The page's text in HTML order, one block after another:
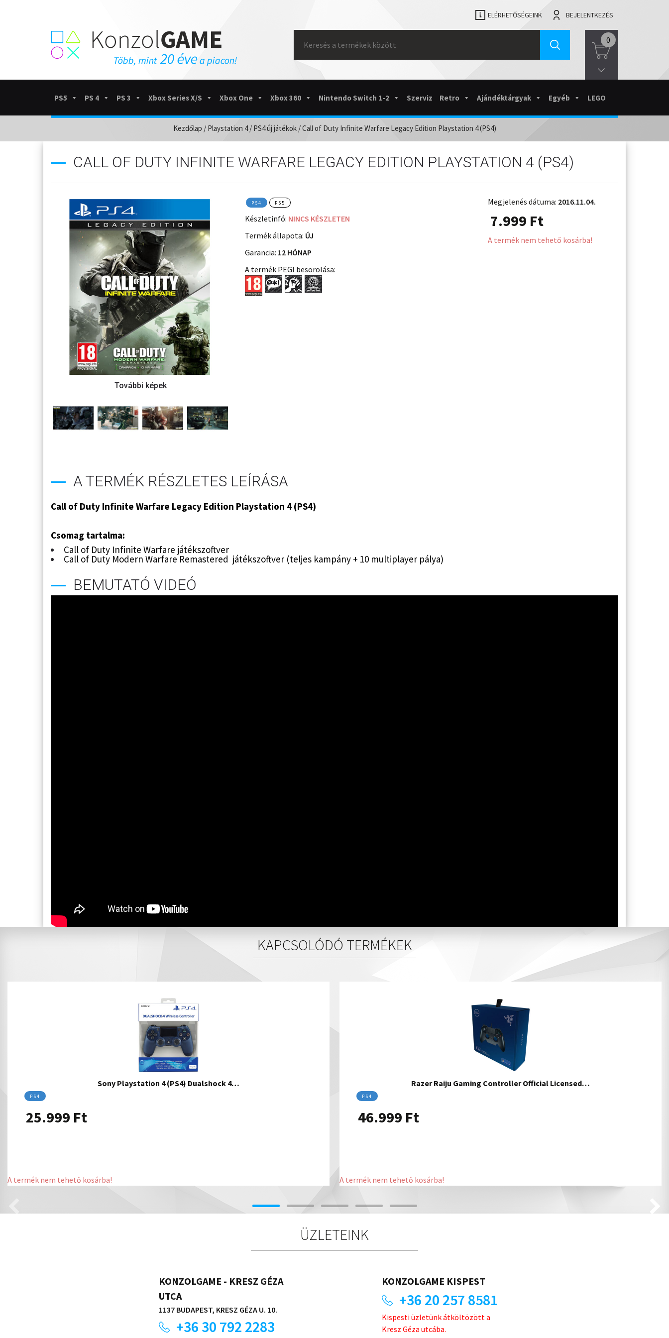
ELÉRHETŐSÉGEINK BEJELENTKEZÉS
for:
0
PS5 PS 4 PS 3 Xbox Series X/S Xbox One Xbox 360 Nintendo Switch 1-2 Szerviz Retro Ajándéktárgyak Egyéb LEGO
Kezdőlap / Playstation 4/ PS4 új játékok/ Call of Duty Infinite Warfare Legacy Edition Playstation 4 (PS4)
CALL OF DUTY INFINITE WARFARE LEGACY EDITION PLAYSTATION 4 (PS4)
PS4 PS5
Készletinfó: NINCS KÉSZLETEN
Termék állapota: ÚJ
Garancia: 12 HÓNAP
A termék PEGI besorolása:
Megjelenés dátuma: 2016.11.04.
7.999 Ft
A termék nem tehető kosárba!
A TERMÉK RÉSZLETES LEÍRÁSA
Call of Duty Infinite Warfare Legacy Edition Playstation 4 (PS4)
Csomag tartalma:
Call of Duty Infinite Warfare játékszoftver
Call of Duty Modern Warfare Remastered játékszoftver (teljes kampány + 10 multiplayer pálya)
BEMUTATÓ VIDEÓ
KAPCSOLÓDÓ TERMÉKEK
Sony Playstation 4 (PS4) Dualshock 4…
PS4
25.999 Ft
A termék nem tehető kosárba!
Razer Raiju Gaming Controller Official Licensed…
PS4
46.999 Ft
A termék nem tehető kosárba!
ÜZLETEINK
KONZOLGAME - KRESZ GÉZA
UTCA
1137 BUDAPEST, KRESZ GÉZA U. 10.
+36 30 792 2283
KONZOLGAME KISPEST
+36 20 257 8581
Kispesti üzletünk átköltözött a
Kresz Géza utcába.